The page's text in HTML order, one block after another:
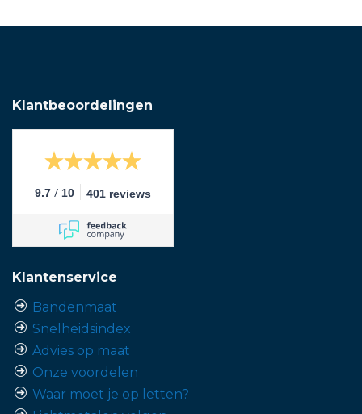
Klantbeoordelingen
9.7 / 10 401 reviews
Klantenservice
Bandenmaat
Snelheidsindex
Advies op maat
Onze voordelen
Waar moet je op letten?